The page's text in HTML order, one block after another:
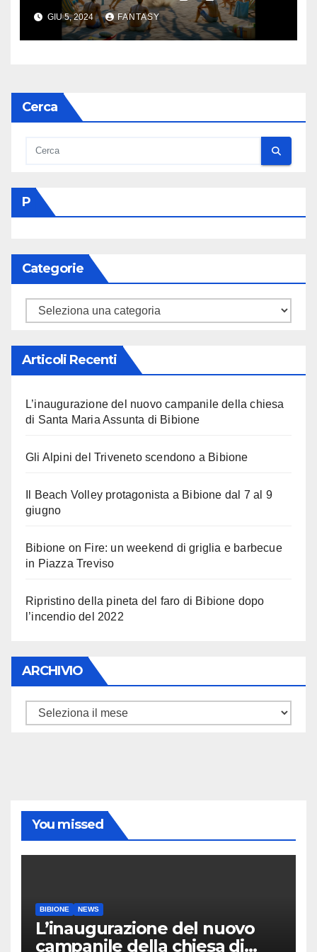
GIU 5, 2024 FANTASY
Cerca
P
Categorie
Categorie
Articoli Recenti
L’inaugurazione del nuovo campanile della chiesa
di Santa Maria Assunta di Bibione
Gli Alpini del Triveneto scendono a Bibione
Il Beach Volley protagonista a Bibione dal 7 al 9
giugno
Bibione on Fire: un weekend di griglia e barbecue
in Piazza Treviso
Ripristino della pineta del faro di Bibione dopo
l’incendio del 2022
ARCHIVIO
ARCHIVIO
You missed
BIBIONE NEWS
L’inaugurazione del nuovo
campanile della chiesa di